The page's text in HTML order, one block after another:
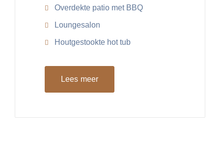
Overdekte patio met BBQ
Loungesalon
Houtgestookte hot tub
Lees meer